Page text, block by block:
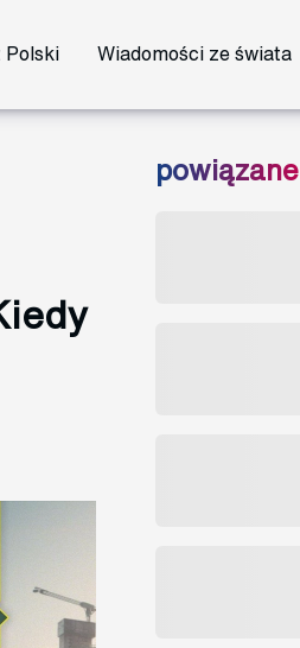
Polski Wiadomości ze świata
powiązane